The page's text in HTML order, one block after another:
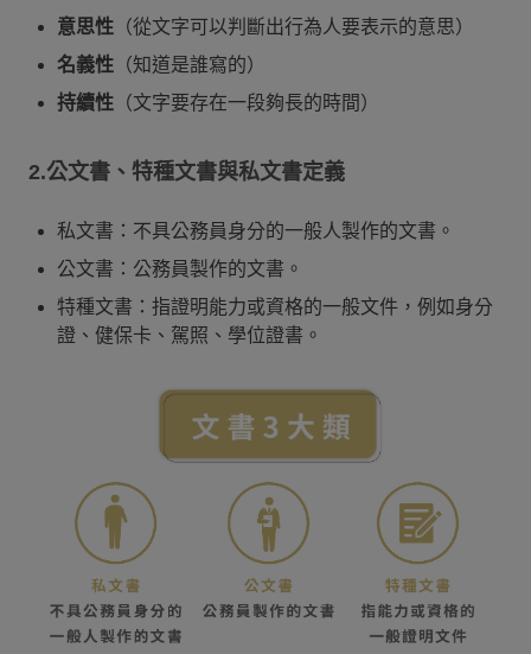
意思性 （從文字可以判斷出行為人要表示的意思）
名義性 （知道是誰寫的）
持續性 （文字要存在一段夠長的時間）
2.公文書、特種文書與私文書定義
私文書：不具公務員身分的一般人製作的文書。
公文書：公務員製作的文書。
特種文書：指證明能力或資格的一般文件，例如身分
證、健保卡、駕照、學位證書。